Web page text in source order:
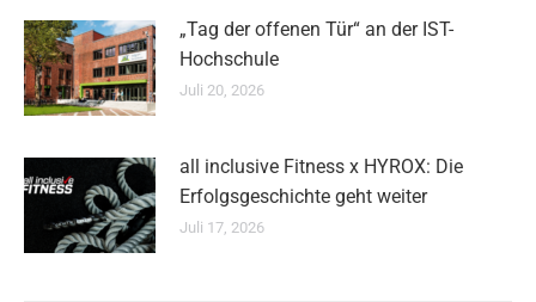
„Tag der offenen Tür“ an der IST-
Hochschule
Juli 20, 2026
all inclusive Fitness x HYROX: Die
Erfolgsgeschichte geht weiter
Juli 17, 2026